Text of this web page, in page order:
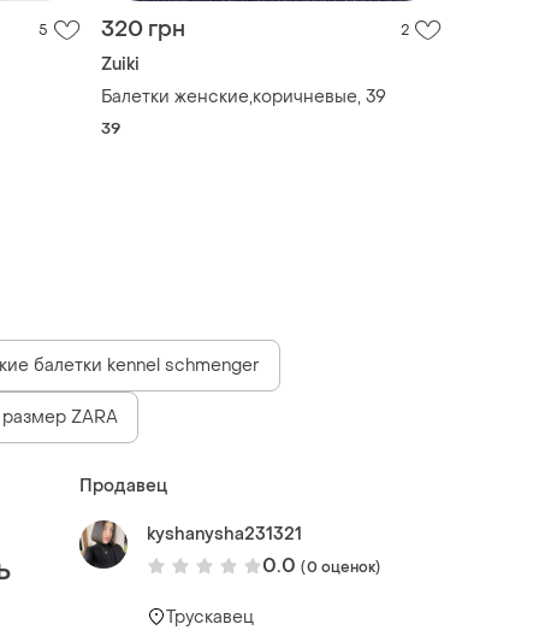
5 320 грн 2
Zuiki
Балетки женские,коричневые, 39
39
балетки kennel schmenger
ZARA
Продавец
kyshanysha231321
0.0 (0 оценок)
Трускавец